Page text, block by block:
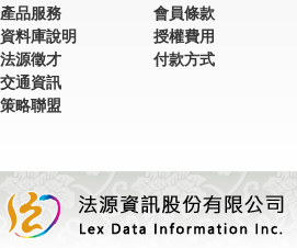
產品服務
資料庫說明
法源徵才
交通資訊
策略聯盟
會員條款
授權費用
付款方式